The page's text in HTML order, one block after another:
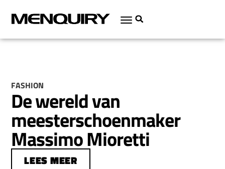
FASHION
De wereld van
meesterschoenmaker
Massimo Mioretti
LEES MEER